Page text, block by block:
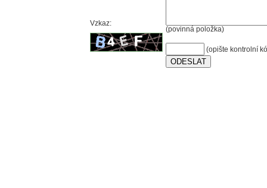
Vzkaz:
(povinná položka)
(opište kontrolní